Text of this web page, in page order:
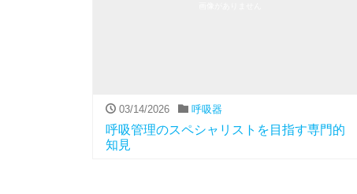
03/14/2026 呼吸器
呼吸管理のスペシャリストを目指す専門的
知見